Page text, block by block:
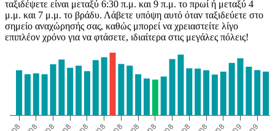
ταξιδέψετε είναι μεταξύ 6:30 π.μ. και 9 π.μ. το πρωί ή μεταξύ 4
μ.μ. και 7 μ.μ. το βράδυ. Λάβετε υπόψη αυτό όταν ταξιδεύετε στο
σημείο αναχώρησής σας, καθώς μπορεί να χρειαστείτε λίγο
επιπλέον χρόνο για να φτάσετε, ιδιαίτερα στις μεγάλες πόλεις!